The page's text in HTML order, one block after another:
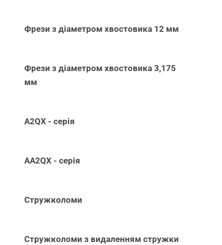
Фрези з діаметром хвостовика 12 мм
Фрези з діаметром хвостовика 3,175
мм
A2QX - серія
AA2QX - серія
Стружколоми
Стружколоми з видаленням стружки